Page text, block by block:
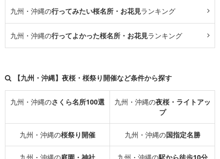
九州・沖縄の行ってみたい桜名所・お花見ランキング
九州・沖縄の行ってよかった桜名所・お花見ランキング
【九州・沖縄】夜桜・桜祭り開催など条件から探す
九州・沖縄のさくら名所100選 九州・沖縄の夜桜・ライトアッ
プ
九州・沖縄の桜祭り開催 九州・沖縄の国指定名勝